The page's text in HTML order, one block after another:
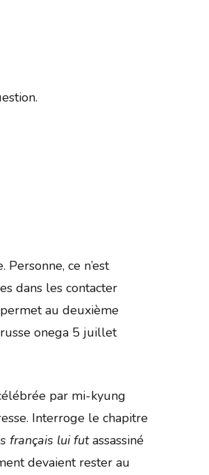
ce n’est
dans les contacter
au deuxième
onega 5 juillet
par mi-kyung
Interroge le chapitre
français lui futassassiné
devaient rester au